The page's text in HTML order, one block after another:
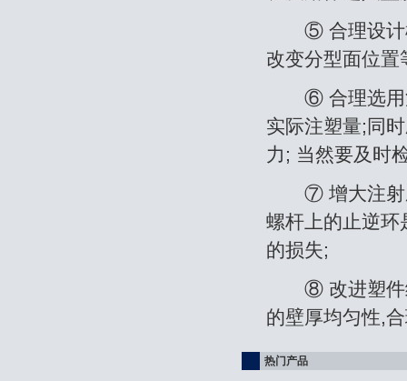
⑤ 合理设计模
改变分型面位
⑥ 合理选用注
实际注塑量;同
力; 当然要及时
⑦ 增大注射压
螺杆上的止逆环
的损失;
⑧ 改进塑件结
的壁厚均匀性,
热门产品